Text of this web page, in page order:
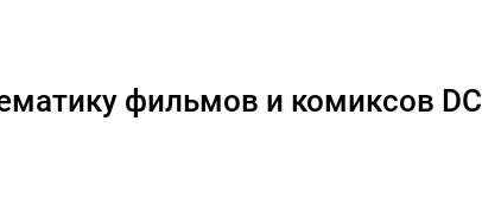
фильмов и комиксов DC